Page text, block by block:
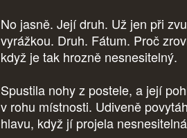
No jasně. Její druh. Už jen při
vyrážkou. Druh. Fátum. Proč
když je tak hrozně nesnesitelný.
Spustila nohy z postele, a její
v rohu místnosti. Udiveně
hlavu, když jí projela